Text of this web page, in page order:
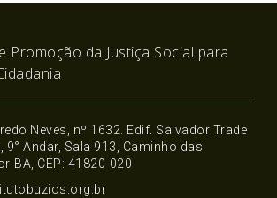
Promoção da Justiça Social para
Neves, nº 1632. Edif. Salvador Trade
9° Andar, Sala 913, Caminho das
BA, CEP: 41820-020